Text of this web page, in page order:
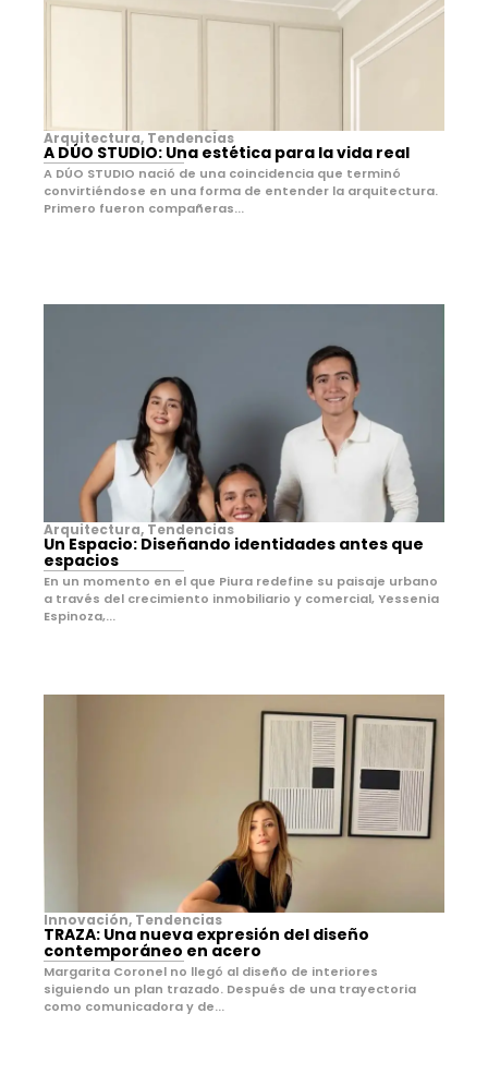
Arquitectura, Tendencias
A DÚO STUDIO: Una estética para la vida real
A DÚO STUDIO nació de una coincidencia que terminó
convirtiéndose en una forma de entender la arquitectura.
Primero fueron compañeras...
Arquitectura, Tendencias
Un Espacio: Diseñando identidades antes que
espacios
En un momento en el que Piura redefine su paisaje urbano
a través del crecimiento inmobiliario y comercial, Yessenia
Espinoza,...
Innovación, Tendencias
TRAZA: Una nueva expresión del diseño
contemporáneo en acero
Margarita Coronel no llegó al diseño de interiores
siguiendo un plan trazado. Después de una trayectoria
como comunicadora y de...